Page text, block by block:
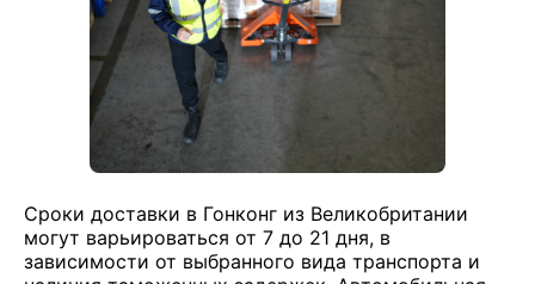
Сроки доставки в Гонконг из Великобритании
могут варьироваться от 7 до 21 дня, в
зависимости от выбранного вида транспорта и